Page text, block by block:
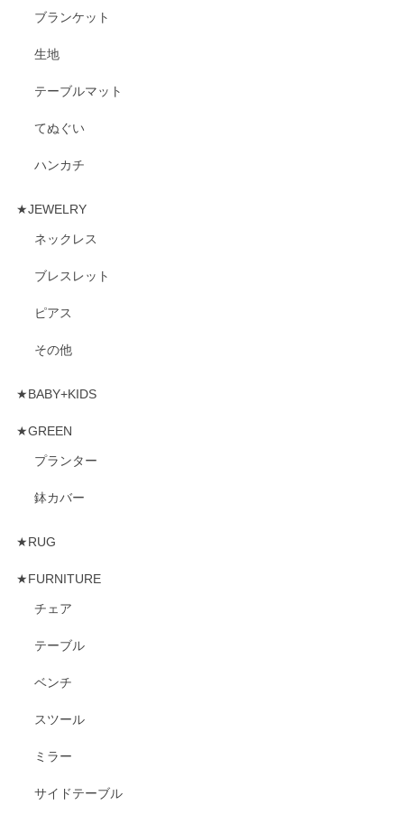
ブランケット
生地
テーブルマット
てぬぐい
ハンカチ
★JEWELRY
ネックレス
ブレスレット
ピアス
その他
★BABY+KIDS
★GREEN
プランター
鉢カバー
★RUG
★FURNITURE
チェア
テーブル
ベンチ
スツール
ミラー
サイドテーブル